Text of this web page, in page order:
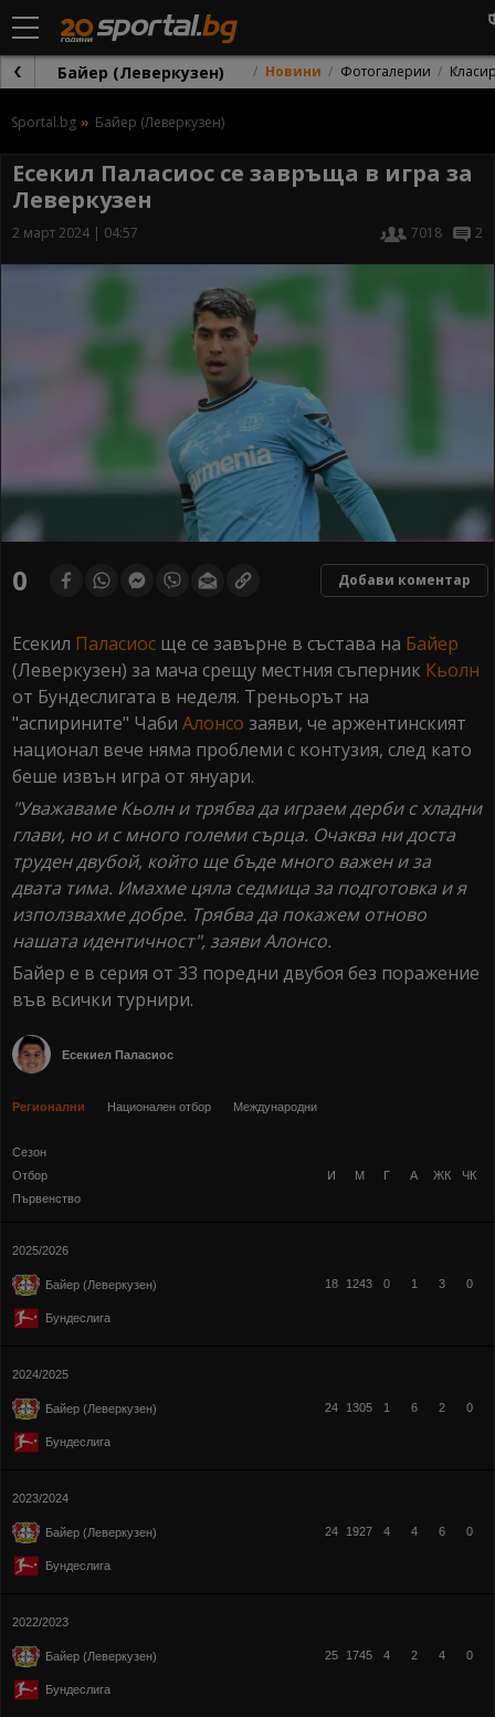
Байер (Леверкузен) Новини Фотогалерии
Sportal.bg Байер (Леверкузен)
Есекил Паласиос се завръща в игра за
Леверкузен
2 март 2024 | 04:57 7018 2
0 Добави коментар
Есекил Паласиос ще се завърне в състава на Байер
(Леверкузен) за мача срещу местния съперник Кьолн
от Бундеслигата в неделя. Треньорът на
"аспирините" Чаби Алонсо заяви, че аржентинският
национал вече няма проблеми с контузия, след като
беше извън игра от януари.
"Уважаваме Кьолн и трябва да играем дерби с хладни
глави, но и с много големи сърца. Очаква ни доста
труден двубой, който ще бъде много важен и за
двата тима. Имахме цяла седмица за подготовка и я
използвахме добре. Трябва да покажем отново
нашата идентичност", заяви Алонсо.
Байер е в серия от 33 поредни двубоя без поражение
във всички турнири.
Есекиел Паласиос
Регионални Национален отбор Международни
Сезон
Отбор
Първенство
И М Г А ЖК ЧК
2025/2026
Байер (Леверкузен)
Бундеслига
18 1243 0 1 3 0
2024/2025
Байер (Леверкузен)
Бундеслига
24 1305 1 6 2 0
2023/2024
Байер (Леверкузен)
Бундеслига
24 1927 4 4 6 0
2022/2023
Байер (Леверкузен)
Бундеслига
25 1745 4 2 4 0